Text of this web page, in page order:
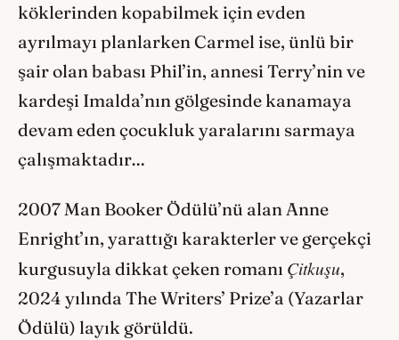
köklerinden kopabilmek için evden
ayrılmayı planlarken Carmel ise, ünlü bir
şair olan babası Phil’in, annesi Terry’nin ve
kardeşi Imalda’nın gölgesinde kanamaya
devam eden çocukluk yaralarını sarmaya
çalışmaktadır…
2007 Man Booker Ödülü’nü alan Anne
Enright’ın, yarattığı karakterler ve gerçekçi
kurgusuyla dikkat çeken romanı Çitkuşu,
2024 yılında The Writers’ Prize’a (Yazarlar
Ödülü) layık görüldü.